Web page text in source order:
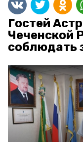
Гостей
Чеченской
соблюдать